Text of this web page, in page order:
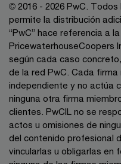
© 2016 - 2026 PwC.
permite la distribución
“PwC” hace referencia a
PricewaterhouseCoopers
según cada caso
de la red PwC. Cada
independiente y no actúa
ninguna otra firma
clientes. PwCIL no se
actos u omisiones de
del contenido profesional
vincularlas u obligarlas en